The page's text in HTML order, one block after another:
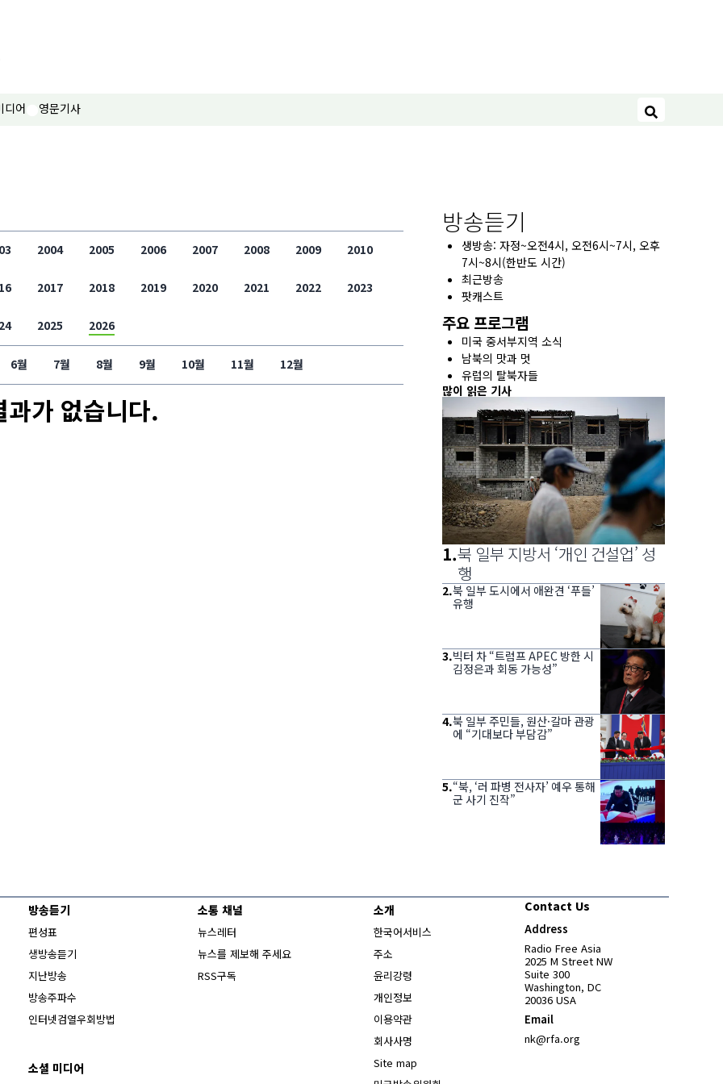
디어 영문기사
검색
2004 2005 2006 2007 2008 2009 2010
2017 2018 2019 2020 2021 2022 2023
2025 2026
6월 7월 8월 9월 10월 11월 12월
과가 없습니다.
방송듣기
생방송: 자정~오전4시, 오전6시~7시, 오후
7시~8시(한반도 시간)
최근방송
팟캐스트
주요 프로그램
미국 중서부지역 소식
남북의 맛과 멋
유럽의 탈북자들
많이 읽은 기사
1.북 일부 지방서 ‘개인 건설업’ 성
행
2.북 일부 도시에서 애완견 ‘푸들’
유행
3.빅터 차 “트럼프 APEC 방한 시
김정은과 회동 가능성”
4.북 일부 주민들, 원산·갈마 관광
에 “기대보다 부담감”
5.“북, ‘러 파병 전사자’ 예우 통해
군 사기 진작”
방송듣기
편성표
생방송듣기
지난방송
방송주파수
인터넷검열우회방법
소셜 미디어
소통 채널
뉴스레터
뉴스를 제보해 주세요
RSS구독
소개
한국어서비스
주소
윤리강령
개인정보
이용약관
회사사명
Site map
Contact Us
Address
Radio Free Asia
2025 M Street NW
Suite 300
Washington, DC
20036 USA
Email
nk@rfa.org